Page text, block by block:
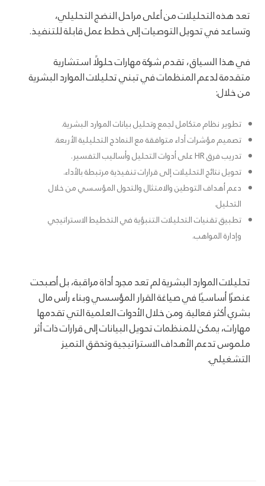
تعد هذه التحليلات من أعلى مراحل النضج التحليلي،
وتساعد في تحويل التوصيات إلى خطط عمل قابلة للتنفيذ.
في هذا السياق، تقدم شركة مهارات حلولًا استشارية
متقدمة لدعم المنظمات في تبني تحليلات الموارد البشرية
من خلال:
تطوير نظام متكامل لجمع وتحليل بيانات الموارد البشرية.
تصميم مؤشرات أداء متوافقة مع النماذج التحليلية الأربعة.
تدريب فرق HR على أدوات التحليل وأساليب التفسير.
تحويل نتائج التحليلات إلى قرارات تنفيذية مرتبطة بالأداء.
دعم أهداف التوطين والامتثال والتحول المؤسسي من خلال
التحليل.
تطبيق تقنيات التحليلات التنبؤية في التخطيط الاستراتيجي
وإدارة المواهب.
تحليلات الموارد البشرية لم تعد مجرد أداة مراقبة، بل أصبحت
عنصرًا أساسيًا في صياغة القرار المؤسسي وبناء رأس مال
بشري أكثر فعالية. ومن خلال الأدوات العلمية التي تقدمها
مهارات، يمكن للمنظمات تحويل البيانات إلى قرارات ذات أثر
ملموس تدعم الأهداف الاستراتيجية وتحقق التميز
التشغيلي.